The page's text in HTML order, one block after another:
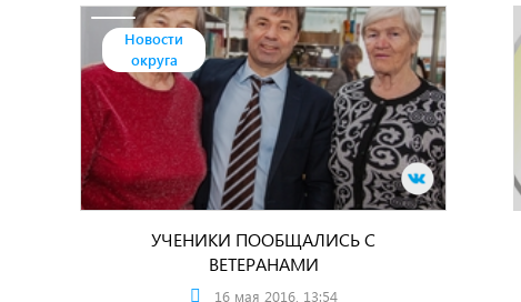
Новости
округа
УЧЕНИКИ ПООБЩАЛИСЬ С
ВЕТЕРАНАМИ
16 мая 2016, 13:54